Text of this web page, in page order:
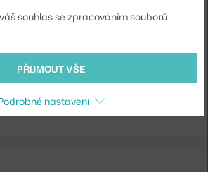
praktickou USB nabíječku.
71052-001182
na
Prenosná lampa Carrie, white
Switch toCarrie Portable Lamp, white
souhlas se zpracováním souborů
PŘIJMOUT VŠE
nastavení